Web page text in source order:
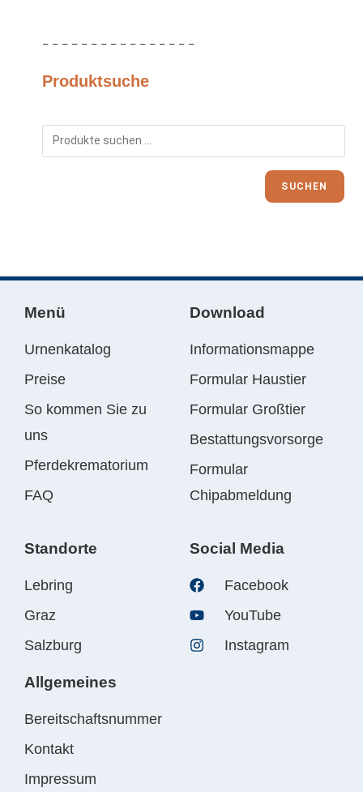
– – – – – – – – – – – – – – – –
Produktsuche
SUCHEN
Menü
Urnenkatalog
Preise
So kommen Sie zu
uns
Pferdekrematorium
FAQ
Download
Informationsmappe
Formular Haustier
Formular Großtier
Bestattungsvorsorge
Formular
Chipabmeldung
Standorte
Lebring
Graz
Salzburg
Social Media
Facebook
YouTube
Instagram
Allgemeines
Bereitschaftsnummer
Kontakt
Impressum